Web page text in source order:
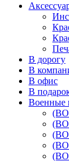
В дорогу
В
В офис
В
Военные